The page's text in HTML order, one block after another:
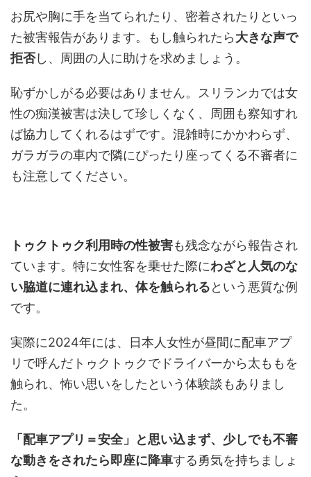
お尻や胸に手を当てられたり、密着されたりといっ
た被害報告があります。もし触られたら大きな声で
拒否し、周囲の人に助けを求めましょう。
恥ずかしがる必要はありません。スリランカでは女
性の痴漢被害は決して珍しくなく、周囲も察知すれ
ば協力してくれるはずです。混雑時にかかわらず、
ガラガラの車内で隣にぴったり座ってくる不審者に
も注意してください。
トゥクトゥク利用時の性被害も残念ながら報告され
ています。特に女性客を乗せた際にわざと人気のな
い脇道に連れ込まれ、体を触られるという悪質な例
です。
実際に2024年には、日本人女性が昼間に配車アプ
リで呼んだトゥクトゥクでドライバーから太ももを
触られ、怖い思いをしたという体験談もありまし
た。
「配車アプリ＝安全」と思い込まず、少しでも不審
な動きをされたら即座に降車する勇気を持ちましょ